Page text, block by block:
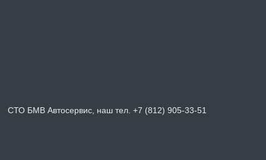
СТО БМВ Автосервис, наш тел. +7 (812) 905-33-51